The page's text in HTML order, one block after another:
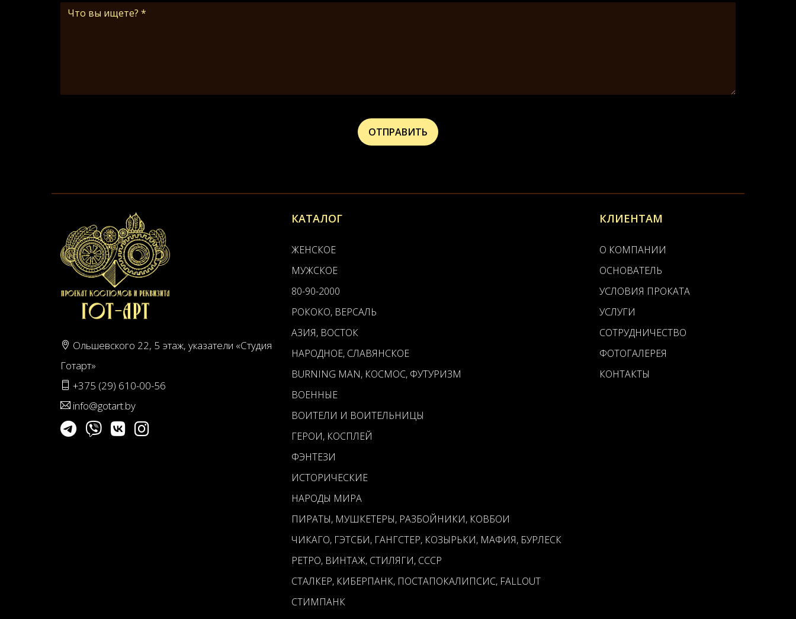
Ольшевского 22, 5 этаж, указатели «Студия
Готарт»
+375 (29) 610-00-56
info@gotart.by
КАТАЛОГ
ЖЕНСКОЕ
МУЖСКОЕ
80-90-2000
РОКОКО, ВЕРСАЛЬ
АЗИЯ, ВОСТОК
НАРОДНОЕ, СЛАВЯНСКОЕ
BURNING MAN, КОСМОС, ФУТУРИЗМ
ВОЕННЫЕ
ВОИТЕЛИ И ВОИТЕЛЬНИЦЫ
ГЕРОИ, КОСПЛЕЙ
ФЭНТЕЗИ
ИСТОРИЧЕСКИЕ
НАРОДЫ МИРА
ПИРАТЫ, МУШКЕТЕРЫ, РАЗБОЙНИКИ, КОВБОИ
ЧИКАГО, ГЭТСБИ, ГАНГСТЕР, КОЗЫРЬКИ, МАФИЯ, БУРЛЕСК
РЕТРО, ВИНТАЖ, СТИЛЯГИ, СССР
СТАЛКЕР, КИБЕРПАНК, ПОСТАПОКАЛИПСИС, FALLOUT
СТИМПАНК
КЛИЕНТАМ
О КОМПАНИИ
ОСНОВАТЕЛЬ
УСЛОВИЯ ПРОКАТА
УСЛУГИ
СОТРУДНИЧЕСТВО
ФОТОГАЛЕРЕЯ
КОНТАКТЫ